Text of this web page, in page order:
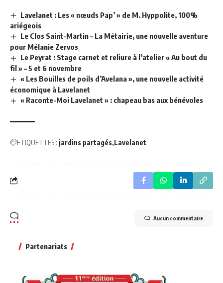
Lavelanet : Les « nœuds Pap’ » de M. Hyppolite, 100%
ariégeois
Le Clos Saint-Martin – La Métairie, une nouvelle aventure
pour Mélanie Zervos
Le Peyrat : Stage carnet et reliure à l’atelier « Au bout du
fil » – 5 et 6 novembre
« Les Bouilles de poils d’Avelana », une nouvelle activité
économique à Lavelanet
« Raconte-Moi Lavelanet » : chapeau bas aux bénévoles
ETIQUETTES : jardins partagés Lavelanet
Aucun commentaire
Partenariats